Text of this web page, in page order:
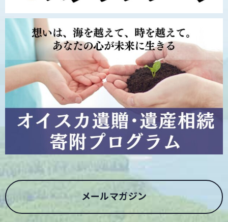
メールマガジン